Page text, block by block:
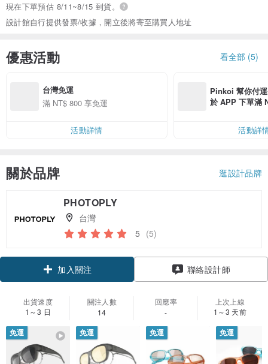
現在下單預估 8/11~8/15 到貨。
設計館自行提供發票/收據，開立後將寄至購買人地址
優惠活動 看全部 (5)
台灣免運
滿 NT$ 800 享免運
活動詳情
Pinkoi 幫你付
於 APP 下單滿
活動詳
關於品牌 逛設計品牌
PHOTOPLY
台灣
5 (5)
加入關注 聯絡設計師
出貨速度
1～3 日
關注人數
14
回應率
-
上次上線
1～3 天前
免運 免運 免運 免運